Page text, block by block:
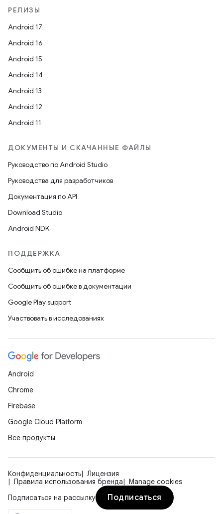
РЕЛИЗЫ
Android 17
Android 16
Android 15
Android 14
Android 13
Android 12
Android 11
ДОКУМЕНТЫ И СКАЧАННЫЕ ФАЙЛЫ
Руководство по Android Studio
Руководства для разработчиков
Документация по API
Download Studio
Android NDK
ПОДДЕРЖКА
Сообщить об ошибке на платформе
Сообщить об ошибке в документации
Google Play support
Участвовать в исследованиях
Android
Chrome
Firebase
Google Cloud Platform
Все продукты
Конфиденциальность
Лицензия
Правила использования бренда
Manage cookies
Подписаться на рассылку
Подписаться